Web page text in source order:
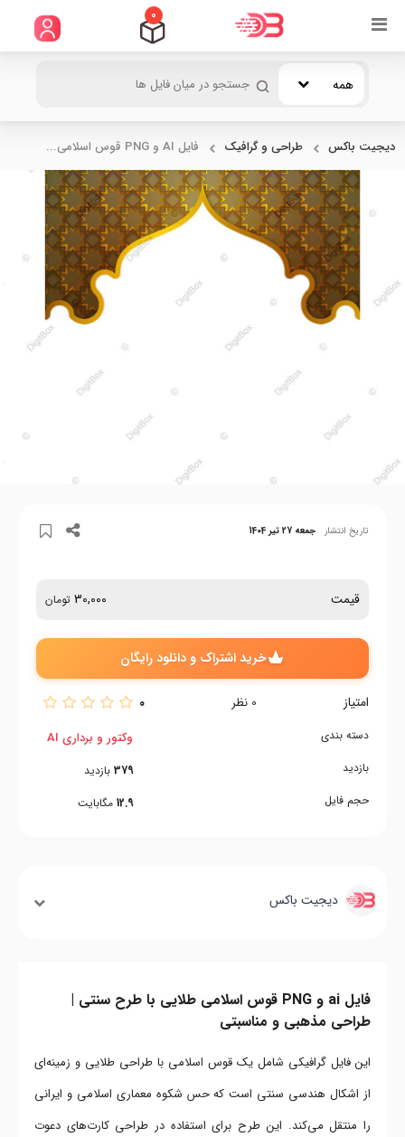
0
همه
دیجیت باکس طراحی و گرافیک فایل AI و PNG قوس اسلامی...
تاریخ انتشار جمعه 27 تیر 1404
قیمت 30,000 تومان
خرید اشتراک و دانلود رایگان
امتیاز 0 نظر 0
دسته بندی
بازدید
حجم فایل
وکتور و برداری AI
379 بازدید
12.9 مگابایت
دیجیت باکس
فایل ai و PNG قوس اسلامی طلایی با طرح سنتی |
طراحی مذهبی و مناسبتی
این فایل گرافیکی شامل یک قوس اسلامی با طراحی طلایی و زمینه‌ای
از اشکال هندسی سنتی است که حس شکوه معماری اسلامی و ایرانی
را منتقل می‌کند. این طرح برای استفاده در طراحی کارت‌های دعوت